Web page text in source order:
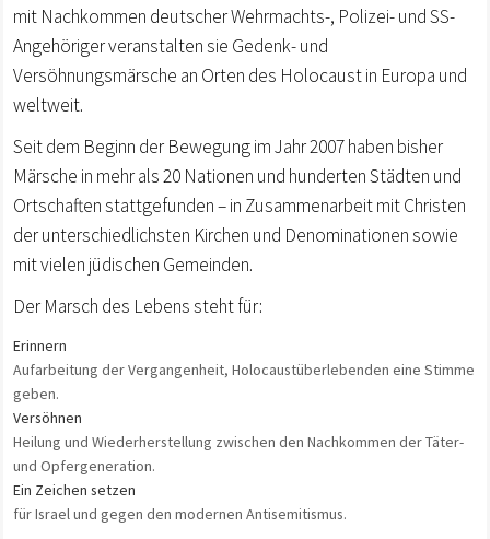
mit Nachkommen deutscher Wehrmachts-, Polizei- und SS-
Angehöriger veranstalten sie Gedenk- und
Versöhnungsmärsche an Orten des Holocaust in Europa und
weltweit.
Seit dem Beginn der Bewegung im Jahr 2007 haben bisher
Märsche in mehr als 20 Nationen und hunderten Städten und
Ortschaften stattgefunden – in Zusammenarbeit mit Christen
der unterschiedlichsten Kirchen und Denominationen sowie
mit vielen jüdischen Gemeinden.
Der Marsch des Lebens steht für:
Erinnern
Aufarbeitung der Vergangenheit, Holocaustüberlebenden eine Stimme
geben.
Versöhnen
Heilung und Wiederherstellung zwischen den Nachkommen der Täter-
und Opfergeneration.
Ein Zeichen setzen
für Israel und gegen den modernen Antisemitismus.